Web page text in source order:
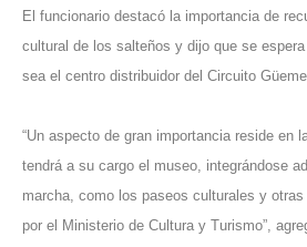
El funcionario destacó la importancia de
cultural de los salteños y dijo que se
sea el centro distribuidor del Circuito
“Un aspecto de gran importancia reside en
tendrá a su cargo el museo, integrándose
marcha, como los paseos culturales y
por el Ministerio de Cultura y Turismo”,